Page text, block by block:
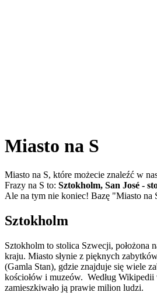
Miasto na S
Miasto na S, które możecie znaleźć w
Frazy na S to: Sztokholm, San José -
Ale na tym nie koniec! Bazę "Miasto na
Sztokholm
Sztokholm to stolica Szwecji, położona
kraju. Miasto słynie z pięknych
(Gamla Stan), gdzie znajduje się wiele
kościołów i muzeów. Według
zamieszkiwało ją prawie milion ludzi.